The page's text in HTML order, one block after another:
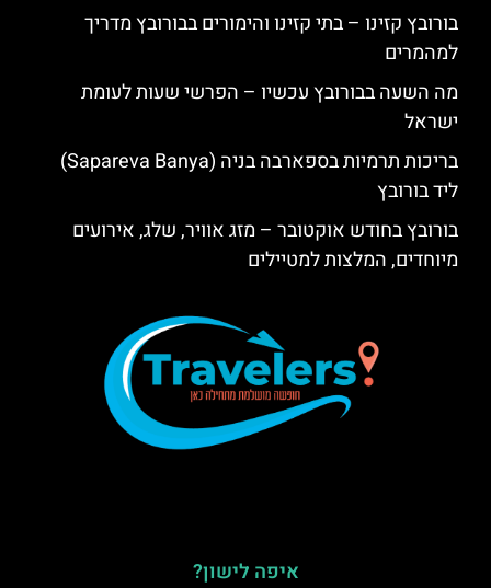
בורובץ קזינו – בתי קזינו והימורים בבורובץ מדריך
למהמרים
מה השעה בבורובץ עכשיו – הפרשי שעות לעומת
ישראל
בריכות תרמיות בספארבה בניה (Sapareva Banya)
ליד בורובץ
בורובץ בחודש אוקטובר – מזג אוויר, שלג, אירועים
מיוחדים, המלצות למטיילים
איפה לישון?